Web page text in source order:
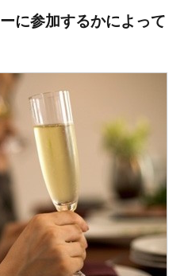
に参加するかによって